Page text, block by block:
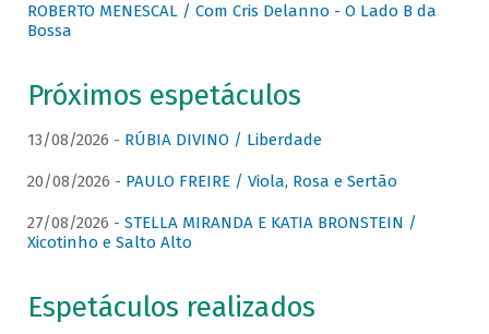
ROBERTO MENESCAL / Com Cris Delanno - O Lado B da
Bossa
Próximos espetáculos
13/08/2026 - RÚBIA DIVINO / Liberdade
20/08/2026 - PAULO FREIRE / Viola, Rosa e Sertão
27/08/2026 - STELLA MIRANDA E KATIA BRONSTEIN /
Xicotinho e Salto Alto
Espetáculos realizados